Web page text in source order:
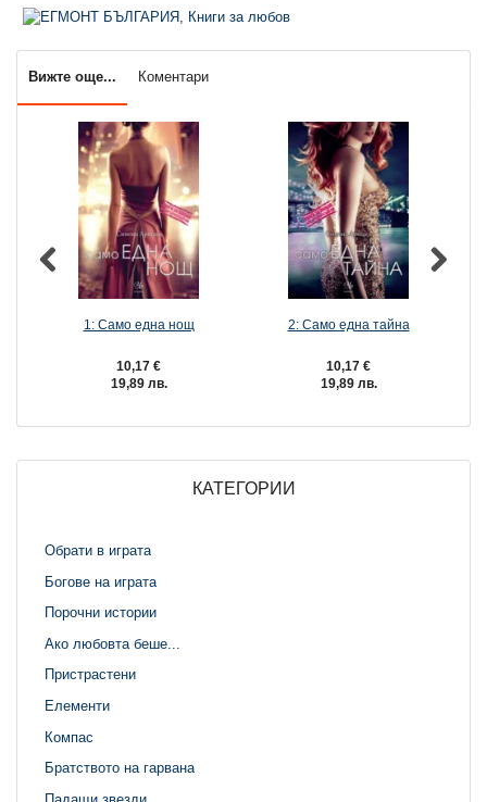
Вижте още... Коментари
1: Само една нощ
10,17 €
19,89 лв.
2: Само една тайна
10,17 €
19,89 лв.
КАТЕГОРИИ
Обрати в играта
Богове на играта
Порочни истории
Ако любовта беше...
Пристрастени
Елементи
Компас
Братството на гарвана
Падащи звезди